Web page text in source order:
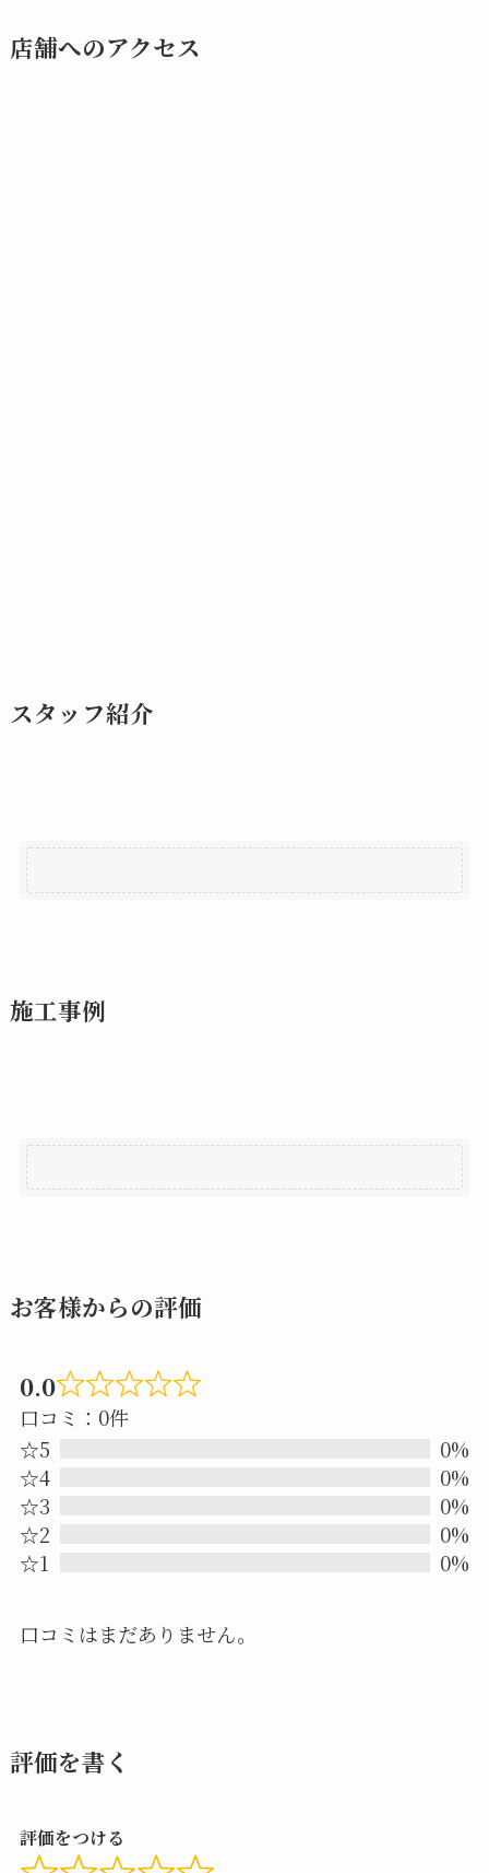
店舗へのアクセス
スタッフ紹介
施工事例
お客様からの評価
0.0
Rated
口コミ：0件
☆5
0%
☆4
0%
☆3
0%
☆2
0%
☆1
0%
口コミはまだありません。
評価を書く
評価をつける